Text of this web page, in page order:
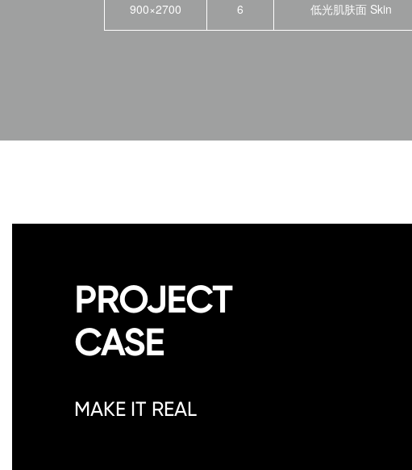
900×2700 6 低光肌肤面 Skin
PROJECT
CASE
MAKE IT REAL